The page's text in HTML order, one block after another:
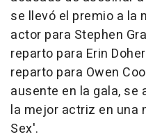
se llevó el premio a la
actor para Stephen
reparto para Erin
reparto para Owen
ausente en la gala, se
la mejor actriz en una
Sex'.